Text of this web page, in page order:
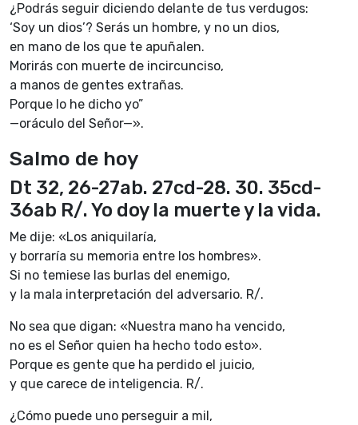
¿Podrás seguir diciendo delante de tus verdugos:
‘Soy un dios’? Serás un hombre, y no un dios,
en mano de los que te apuñalen.
Morirás con muerte de incircunciso,
a manos de gentes extrañas.
Porque lo he dicho yo”
—oráculo del Señor—».
Salmo de hoy
Dt 32, 26-27ab. 27cd-28. 30. 35cd-
36ab R/. Yo doy la muerte y la vida.
Me dije: «Los aniquilaría,
y borraría su memoria entre los hombres».
Si no temiese las burlas del enemigo,
y la mala interpretación del adversario. R/.
No sea que digan: «Nuestra mano ha vencido,
no es el Señor quien ha hecho todo esto».
Porque es gente que ha perdido el juicio,
y que carece de inteligencia. R/.
¿Cómo puede uno perseguir a mil,